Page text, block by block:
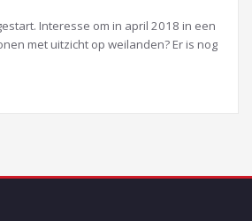
Interesse om in april 2018 in een
met uitzicht op weilanden? Er is nog